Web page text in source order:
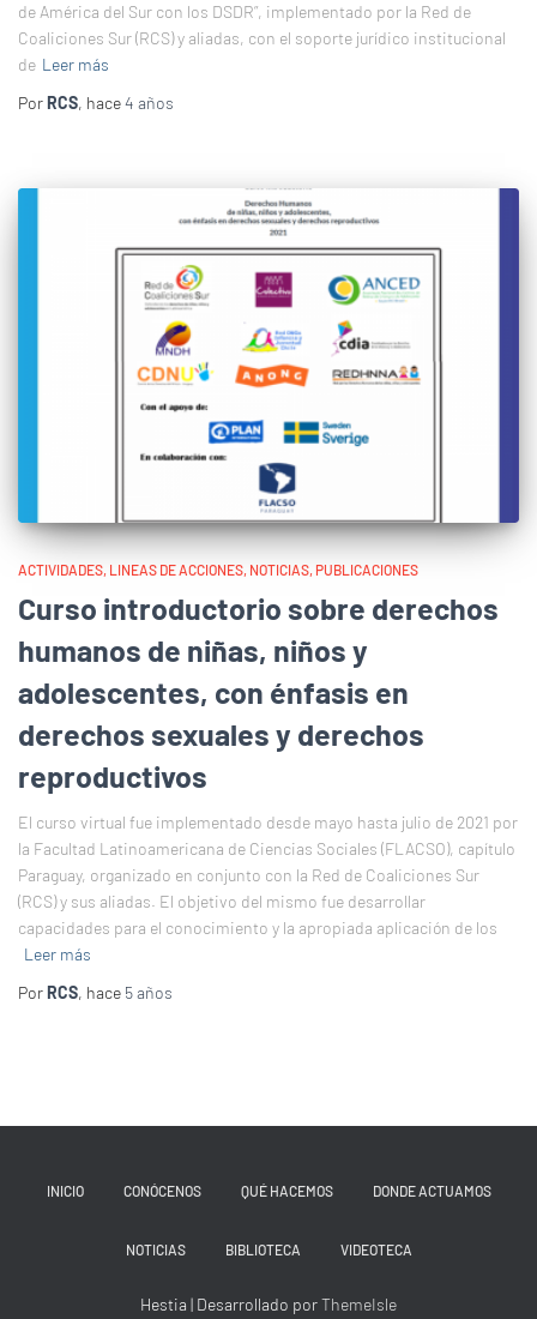
de América del Sur con los DSDR”, implementado por la Red de
Coaliciones Sur (RCS) y aliadas, con el soporte jurídico institucional
de Leer más
PorRCS, hace4 años
ACTIVIDADES LINEAS DE ACCIONES NOTICIAS PUBLICACIONES
Curso introductorio sobre derechos
humanos de niñas, niños y
adolescentes, con énfasis en
derechos sexuales y derechos
reproductivos
El curso virtual fue implementado desde mayo hasta julio de 2021 por
la Facultad Latinoamericana de Ciencias Sociales (FLACSO), capítulo
Paraguay, organizado en conjunto con la Red de Coaliciones Sur
(RCS) y sus aliadas. El objetivo del mismo fue desarrollar
capacidades para el conocimiento y la apropiada aplicación de los
Leer más
PorRCS, hace 5 años
INICIO CONÓCENOS QUÉ HACEMOS DONDE ACTUAMOS
NOTICIAS BIBLIOTECA VIDEOTECA
Hestia | Desarrollado porThemeIsle